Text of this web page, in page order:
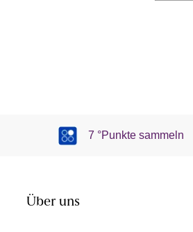
7 °Punkte sammeln
Über uns